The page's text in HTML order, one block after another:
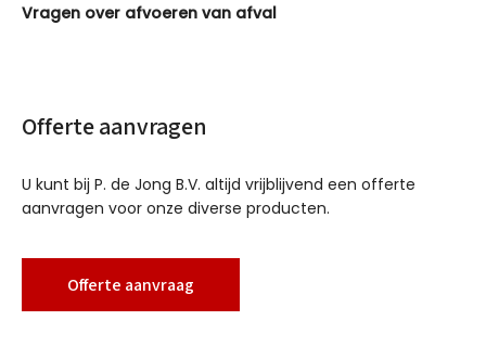
Vragen over afvoeren van afval
Offerte aanvragen
U kunt bij P. de Jong B.V. altijd vrijblijvend een offerte
aanvragen voor onze diverse producten.
Offerte aanvraag